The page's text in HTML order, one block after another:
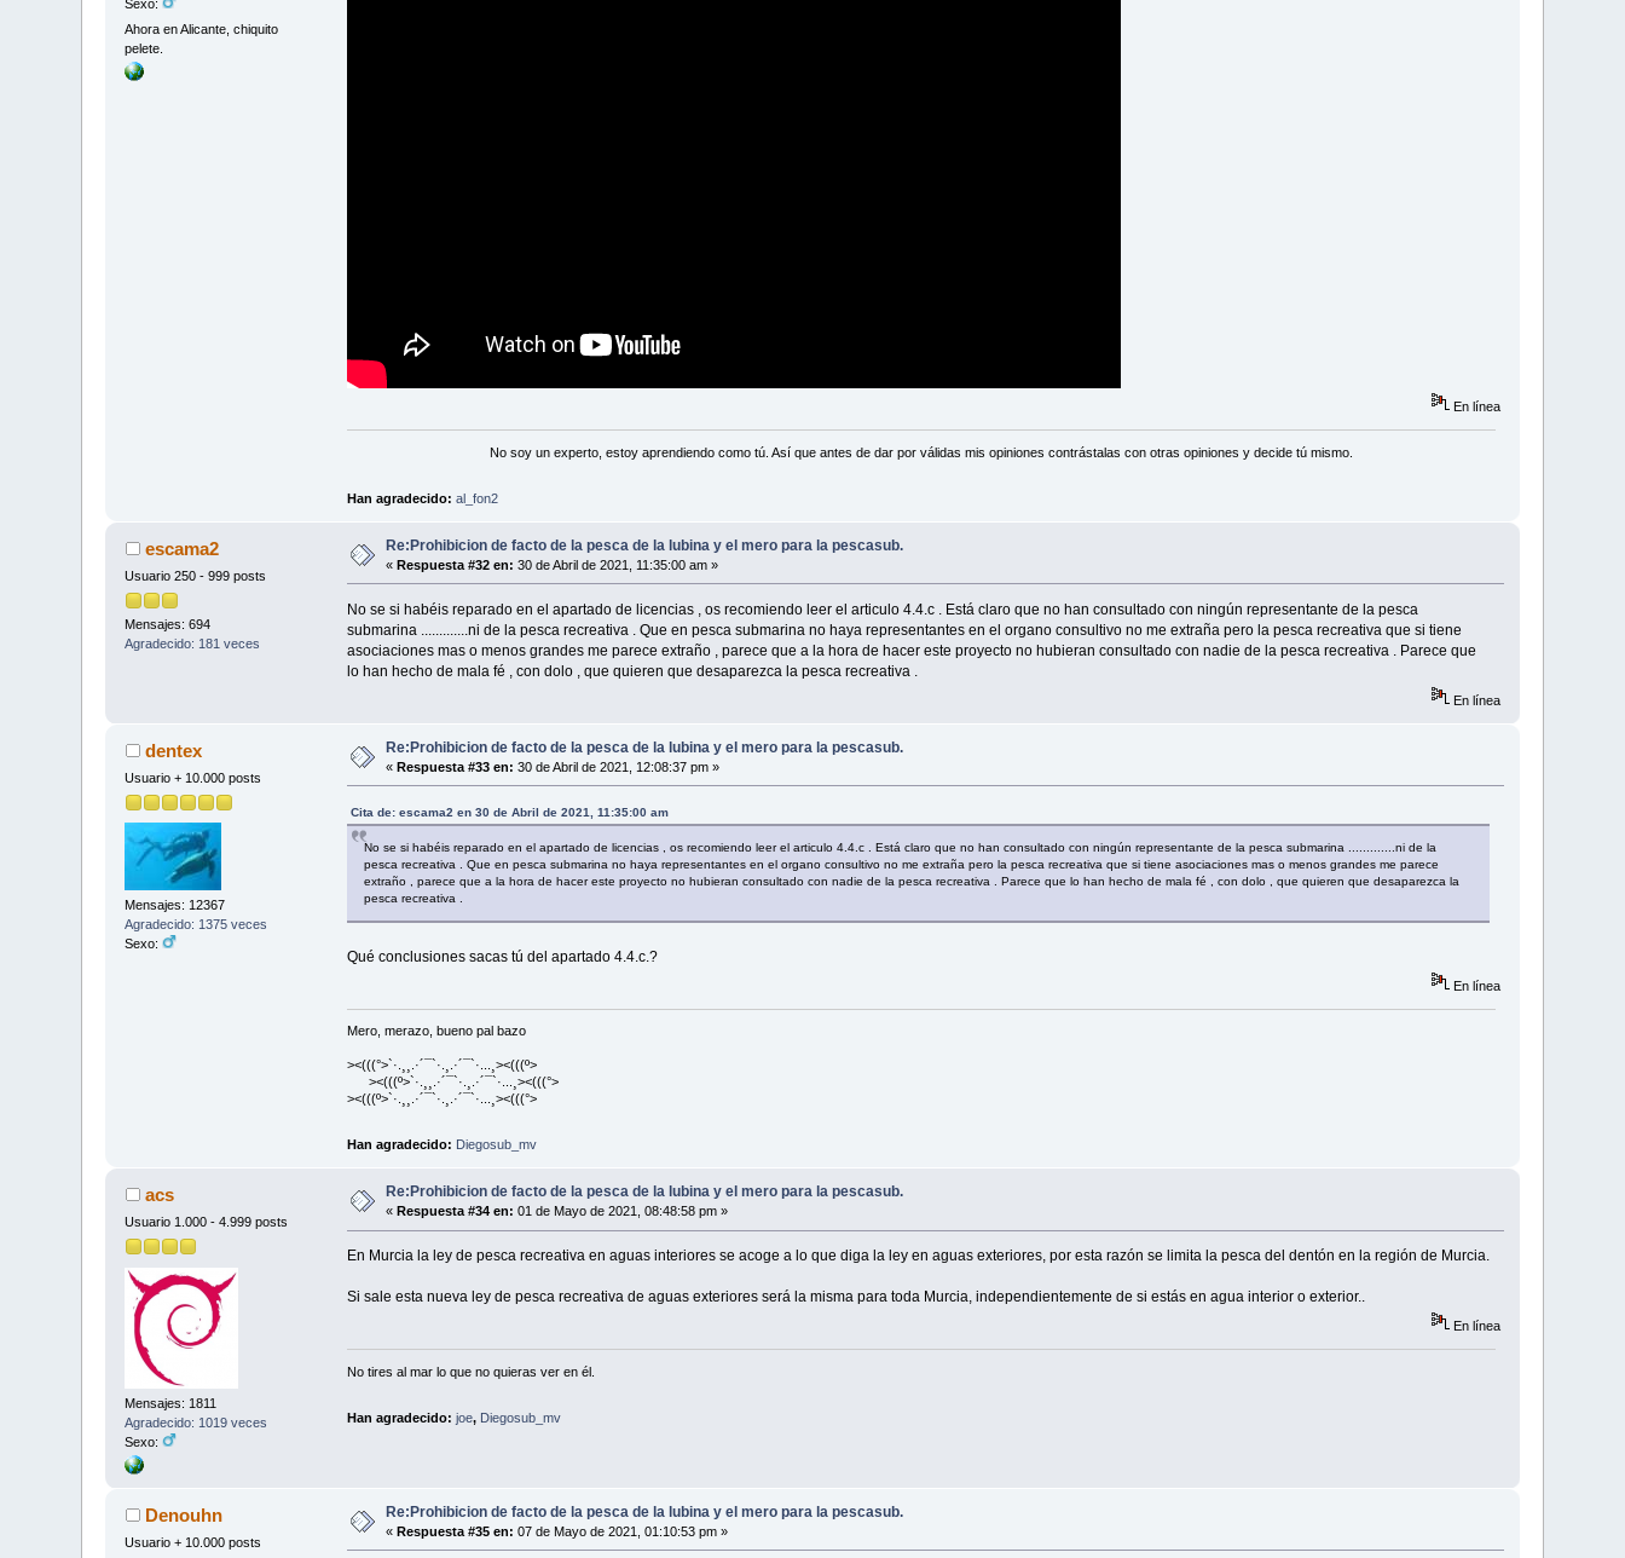
Sexo:
Ahora en Alicante, chiquito
pelete.
En línea
No soy un experto, estoy aprendiendo como tú. Así que antes de dar por válidas mis opiniones contrástalas con otras opiniones y decide tú mismo.
Han agradecido: al_fon2
escama2
Usuario 250 - 999 posts
Mensajes: 694
Agradecido: 181 veces
Re:Prohibicion de facto de la pesca de la lubina y el mero para la pescasub.
«Respuesta #32 en: 30 de Abril de 2021, 11:35:00 am »
No se si habéis reparado en el apartado de licencias , os recomiendo leer el articulo 4.4.c . Está claro que no han consultado con ningún representante de la pesca
submarina .............ni de la pesca recreativa . Que en pesca submarina no haya representantes en el organo consultivo no me extraña pero la pesca recreativa que si tiene
asociaciones mas o menos grandes me parece extraño , parece que a la hora de hacer este proyecto no hubieran consultado con nadie de la pesca recreativa . Parece que
lo han hecho de mala fé , con dolo , que quieren que desaparezca la pesca recreativa .
En línea
dentex
Usuario + 10.000 posts
Mensajes: 12367
Agradecido: 1375 veces
Sexo:
Re:Prohibicion de facto de la pesca de la lubina y el mero para la pescasub.
«Respuesta #33 en: 30 de Abril de 2021, 12:08:37 pm »
Cita de: escama2 en 30 de Abril de 2021, 11:35:00 am
No se si habéis reparado en el apartado de licencias , os recomiendo leer el articulo 4.4.c . Está claro que no han consultado con ningún representante de la pesca submarina .............ni de la
pesca recreativa . Que en pesca submarina no haya representantes en el organo consultivo no me extraña pero la pesca recreativa que si tiene asociaciones mas o menos grandes me parece
extraño , parece que a la hora de hacer este proyecto no hubieran consultado con nadie de la pesca recreativa . Parece que lo han hecho de mala fé , con dolo , que quieren que desaparezca la
pesca recreativa .
Qué conclusiones sacas tú del apartado 4.4.c.?
En línea
Mero, merazo, bueno pal bazo
><(((°>`·.¸¸.·´¯`·.¸.·´¯`·...¸><(((º>
><(((º>`·.¸¸.·´¯`·.¸.·´¯`·...¸><(((°>
><(((º>`·.¸¸.·´¯`·.¸.·´¯`·...¸><(((°>
Han agradecido: Diegosub_mv
acs
Usuario 1.000 - 4.999 posts
Mensajes: 1811
Agradecido: 1019 veces
Sexo:
Re:Prohibicion de facto de la pesca de la lubina y el mero para la pescasub.
«Respuesta #34 en: 01 de Mayo de 2021, 08:48:58 pm »
En Murcia la ley de pesca recreativa en aguas interiores se acoge a lo que diga la ley en aguas exteriores, por esta razón se limita la pesca del dentón en la región de Murcia.
Si sale esta nueva ley de pesca recreativa de aguas exteriores será la misma para toda Murcia, independientemente de si estás en agua interior o exterior..
En línea
No tires al mar lo que no quieras ver en él.
Han agradecido: joe, Diegosub_mv
Denouhn
Usuario + 10.000 posts
Re:Prohibicion de facto de la pesca de la lubina y el mero para la pescasub.
«Respuesta #35 en: 07 de Mayo de 2021, 01:10:53 pm »